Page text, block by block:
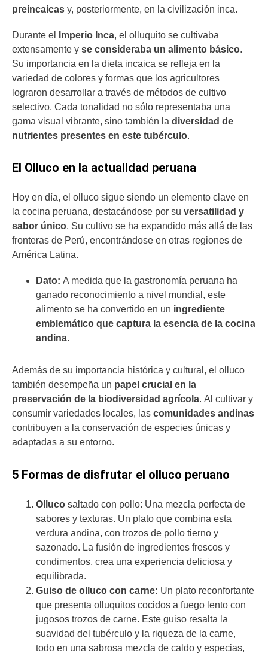
preincaicas y, posteriormente, en la civilización inca.
Durante el Imperio Inca, el olluquito se cultivaba
extensamente y se consideraba un alimento básico.
Su importancia en la dieta incaica se refleja en la
variedad de colores y formas que los agricultores
lograron desarrollar a través de métodos de cultivo
selectivo. Cada tonalidad no sólo representaba una
gama visual vibrante, sino también la diversidad de
nutrientes presentes en este tubérculo.
El Olluco en la actualidad peruana
Hoy en día, el olluco sigue siendo un elemento clave en
la cocina peruana, destacándose por su versatilidad y
sabor único. Su cultivo se ha expandido más allá de las
fronteras de Perú, encontrándose en otras regiones de
América Latina.
Dato: A medida que la gastronomía peruana ha
ganado reconocimiento a nivel mundial, este
alimento se ha convertido en un ingrediente
emblemático que captura la esencia de la cocina
andina.
Además de su importancia histórica y cultural, el olluco
también desempeña un papel crucial en la
preservación de la biodiversidad agrícola. Al cultivar y
consumir variedades locales, las comunidades andinas
contribuyen a la conservación de especies únicas y
adaptadas a su entorno.
5 Formas de disfrutar el olluco peruano
Olluco saltado con pollo: Una mezcla perfecta de
sabores y texturas. Un plato que combina esta
verdura andina, con trozos de pollo tierno y
sazonado. La fusión de ingredientes frescos y
condimentos, crea una experiencia deliciosa y
equilibrada.
Guiso de olluco con carne: Un plato reconfortante
que presenta olluquitos cocidos a fuego lento con
jugosos trozos de carne. Este guiso resalta la
suavidad del tubérculo y la riqueza de la carne,
todo en una sabrosa mezcla de caldo y especias,